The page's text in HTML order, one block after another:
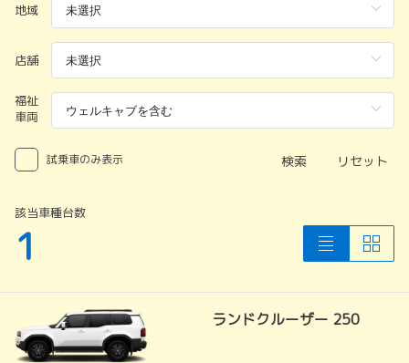
地域
店舗
福祉
車両
試乗車のみ表示 検索 リセット
該当車種台数
1
ランドクルーザー 250